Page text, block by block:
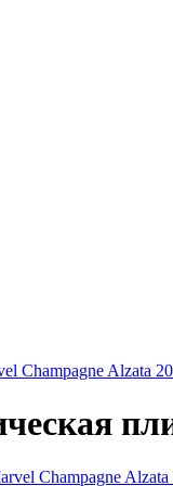
Champagne Alzata